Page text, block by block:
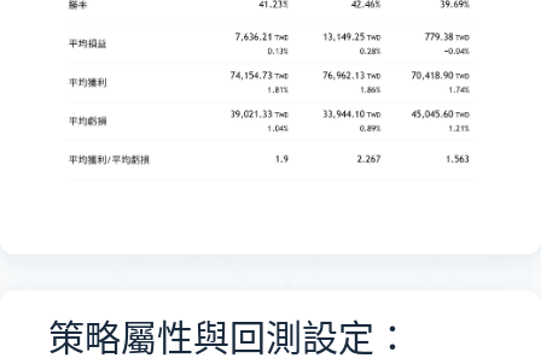
策略屬性與回測設定：